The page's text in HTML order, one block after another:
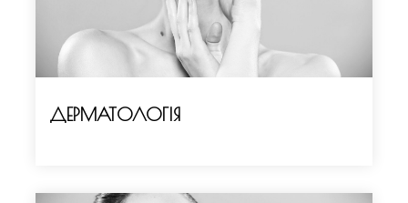
ДЕРМАТОЛОГІЯ